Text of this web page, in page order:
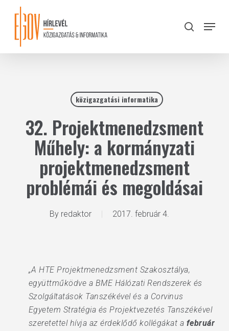
content
search
Menu
közigazgatási informatika
32. Projektmenedzsment
Műhely: a kormányzati
projektmenedzsment
problémái és megoldásai
By redaktor 2017. február 4.
„A HTE Projektmenedzsment Szakosztálya,
együttműködve a BME Hálózati Rendszerek és
Szolgáltatások Tanszékével és a Corvinus
Egyetem Stratégia és Projektvezetés Tanszékével
szeretettel hívja az érdeklődő kollégákat a február
Close